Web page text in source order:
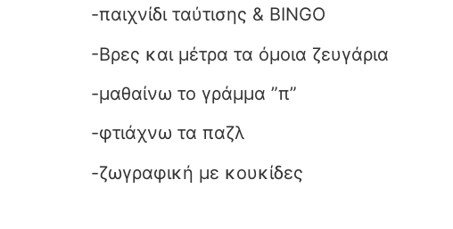
-παιχνίδι ταύτισης & BINGO
-Βρες και μέτρα τα όμοια ζευγάρια
-μαθαίνω το γράμμα ”π”
-φτιάχνω τα παζλ
-ζωγραφική με κουκίδες